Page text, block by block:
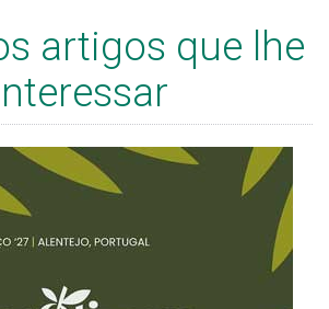
artigos que lhe